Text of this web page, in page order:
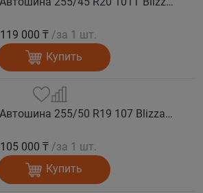
119 000 ₸ /за 1 шт.
Купить
BRIDGESTONE Автошина 255/50 R19 107 Blizzak DM-V3 зима
105 000 ₸ /за 1 шт.
Купить